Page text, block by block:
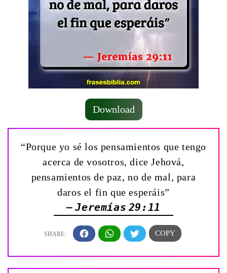
Download
“Porque yo sé los pensamientos que tengo
acerca de vosotros, dice Jehová,
pensamientos de paz, no de mal, para
daros el fin que esperáis”
— Jeremías 29:11